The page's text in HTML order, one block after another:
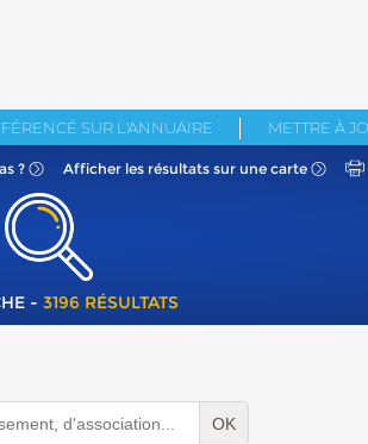
SUR L'ANNUAIRE METTRE À
? Afficher les résultats sur une carte
- 3196 RÉSULTATS
OK